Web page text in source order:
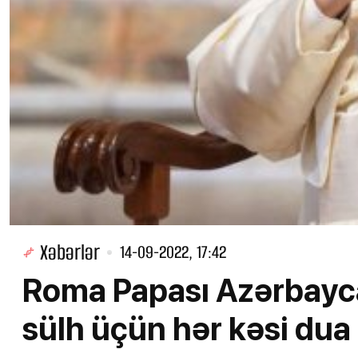
Xəbərlər 14-09-2022, 17:42
Roma Papası
sülh üçün hər kəsi dua